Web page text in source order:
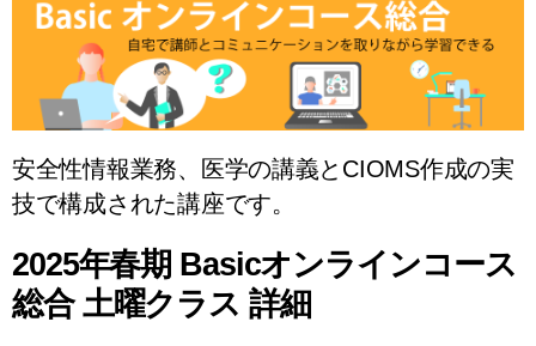
安全性情報業務、医学の講義とCIOMS作成の実
技で構成された講座です。
2025年春期 Basicオンラインコース
総合 土曜クラス 詳細